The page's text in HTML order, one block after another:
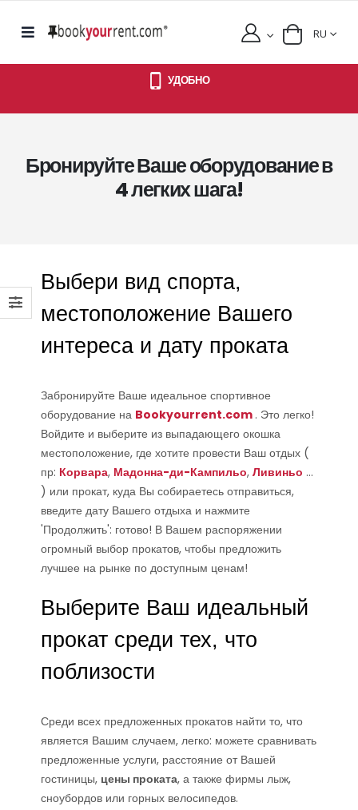
RU
УДОБНО
Бронируйте Ваше оборудование в
4 легких шага!
Выбери вид спорта,
местоположение Вашего
интереса и дату проката
Забронируйте Ваше идеальное спортивное
оборудование на Bookyourrent.com . Это легко!
Войдите и выберите из выпадающего окошка
местоположение, где хотите провести Ваш отдых (
пр: Корвара, Мадонна-ди-Кампильо, Ливиньо ...
) или прокат, куда Вы собираетесь отправиться,
введите дату Вашего отдыха и нажмите
'Продолжить': готово! В Вашем распоряжении
огромный выбор прокатов, чтобы предложить
лучшее на рынке по доступным ценам!
Выберите Ваш идеальный
прокат среди тех, что
поблизости
Среди всех предложенных прокатов найти то, что
является Вашим случаем, легко: можете сравнивать
предложенные услуги, расстояние от Вашей
гостиницы, цены проката, а также фирмы лыж,
сноубордов или горных велосипедов.